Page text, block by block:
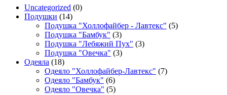
Uncategorized (0)
Подушки (14)
Подушка "Холлофайбер - Лавтекс" (5)
Подушка "Бамбук" (3)
Подушка "Лебяжий Пух" (3)
Подушка "Овечка" (3)
Одеяла (18)
Одеяло "Холлофайбер-Лавтекс" (7)
Одеяло "Бамбук" (6)
Одеяло "Овечка" (5)